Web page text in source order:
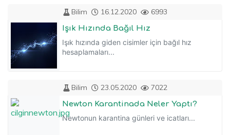
Bilim 16.12.2020 6993
Işık Hızında Bağıl Hız
Işık hızında giden cisimler için bağıl hız
hesaplamaları...
Bilim 23.05.2020 7022
Newton Karantinada Neler Yaptı?
Newtonun karantina günleri ve icatları...